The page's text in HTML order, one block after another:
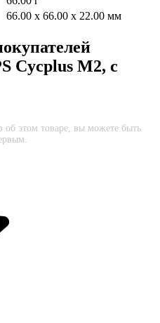
66.00 x 66.00 x 22.00 мм
Cycplus M2, с
об этом товаре, вы можете быть